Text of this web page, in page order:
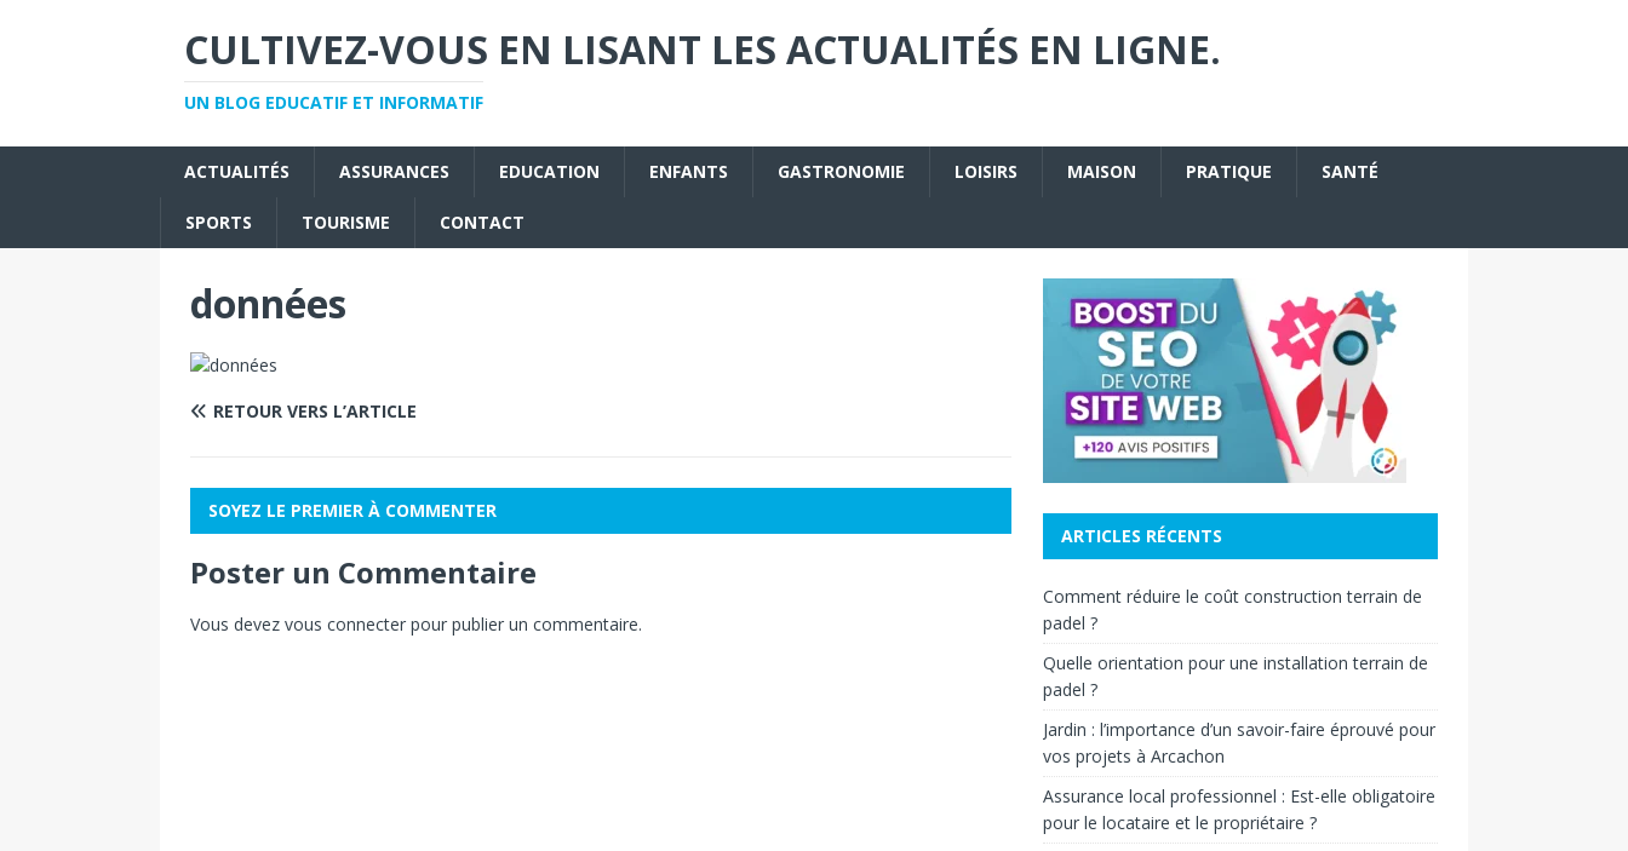
CULTIVEZ-VOUS EN LISANT LES ACTUALITÉS EN LIGNE.
UN BLOG EDUCATIF ET INFORMATIF
ACTUALITÉS ASSURANCES EDUCATION ENFANTS GASTRONOMIE LOISIRS MAISON PRATIQUE SANTÉ
SPORTS TOURISME CONTACT
données
RETOUR VERS L’ARTICLE
SOYEZ LE PREMIER À COMMENTER
Poster un Commentaire
Vous devez vous connecter pour publier un commentaire.
ARTICLES RÉCENTS
Comment réduire le coût construction terrain de
padel ?
Quelle orientation pour une installation terrain de
padel ?
Jardin : l’importance d’un savoir-faire éprouvé pour
vos projets à Arcachon
Assurance local professionnel : Est-elle obligatoire
pour le locataire et le propriétaire ?